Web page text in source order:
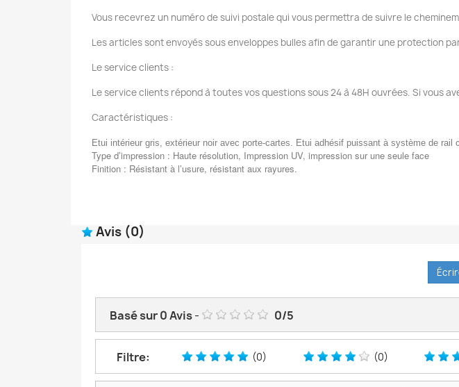
Vous recevrez un numéro de suivi postale qui vous permettra de suivre le
Les articles sont envoyés sous enveloppes bulles afin de garantir une protection
Le service clients :
Le service clients répond à toutes vos questions sous 24 à 48H ouvrées. Si vous
Caractéristiques :
Etui intérieur gris, extérieur noir avec porte-cartes. Etui adhésif puissant à système de
Type d’impression : Haute résolution, Impression UV, impression sur une seule face
Finition : Résistant à l’usure, résistant aux rayures.
Avis (0)
Basé sur0Avis- 0/5
Filtre: (0) (0)